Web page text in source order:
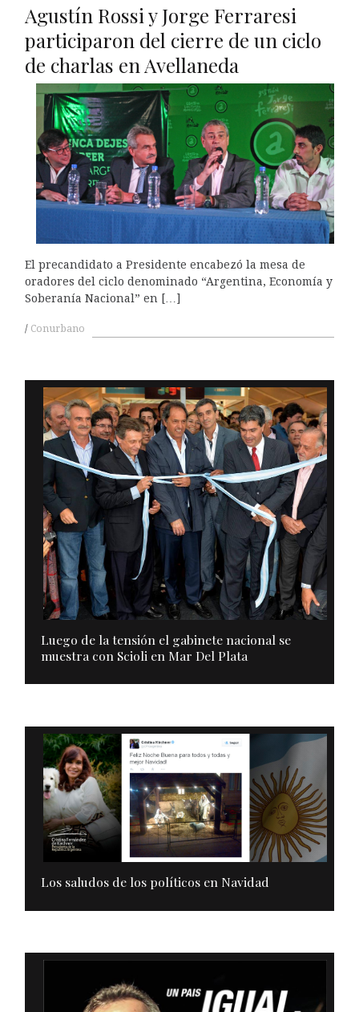
Agustín Rossi y Jorge Ferraresi
participaron del cierre de un ciclo
de charlas en Avellaneda
El precandidato a Presidente encabezó la mesa de
oradores del ciclo denominado “Argentina, Economía y
Soberanía Nacional” en […]
Conurbano
Luego de la tensión el gabinete nacional se
muestra con Scioli en Mar Del Plata
Los saludos de los políticos en Navidad